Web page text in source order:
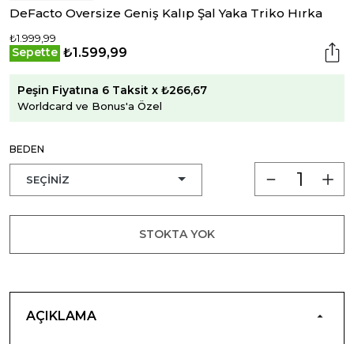
DeFacto Oversize Geniş Kalıp Şal Yaka Triko Hırka
₺1.999,99
Sepette ₺1.599,99
Peşin Fiyatına 6 Taksit x ₺266,67
Worldcard ve Bonus'a Özel
BEDEN
STOKTA YOK
AÇIKLAMA